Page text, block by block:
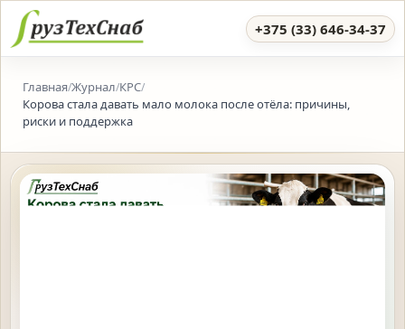
+375 (33) 646-34-37
Главная/Журнал/КРС/
Корова стала давать мало молока после отёла: причины,
риски и поддержка